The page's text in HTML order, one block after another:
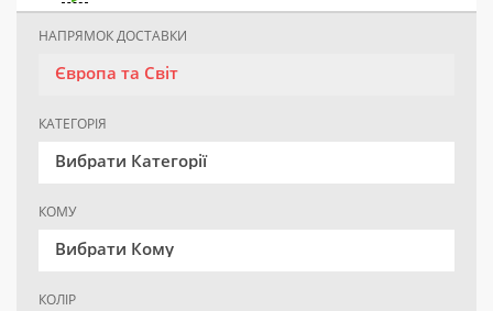
НАПРЯМОК ДОСТАВКИ
Європа та Світ
КАТЕГОРІЯ
Вибрати Категорії
КОМУ
Вибрати Кому
КОЛІР